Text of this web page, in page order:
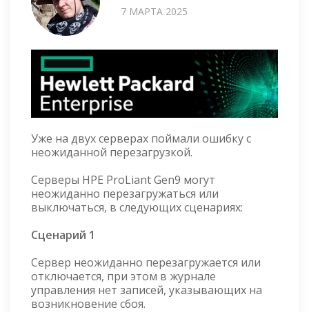
7 МАРТА 2025
Уже на двух серверах поймали ошибку с
неожиданной перезагрузкой.
Серверы HPE ProLiant Gen9 могут
неожиданно перезагружаться или
выключаться, в следующих сценариях:
Сценарий 1
Сервер неожиданно перезагружается или
отключается, при этом в журнале
управления нет записей, указывающих на
возникновение сбоя.